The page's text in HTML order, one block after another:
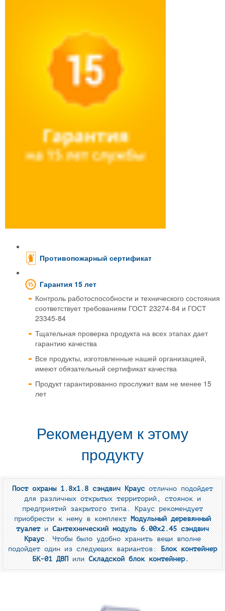
Противопожарный сертификат
Гарантия 15 лет
Контроль работоспособности и технического состояния
соответствует требованиям ГОСТ 23274-84 и ГОСТ
23345-84
Тщательная проверка продукта на всех этапах дает
гарантию качества
Все продукты, изготовленные нашей организацией,
имеют обязательный сертификат качества
Продукт гарантированно прослужит вам не менее 15
лет
Рекомендуем к этому
продукту
Пост охраны 1.8х1.8 сэндвич Краусотлично подойдет
для различных открытых территорий, стоянок и
предприятий закрытого типа. Краус рекомендует
приобрести к нему в комплектМодульный деревянный
туалетиСантехнический модуль 6.00х2.45 сэндвич
Краус. Чтобы было удобно хранить вещи вполне
подойдет один из следующих вариантов:Блок контейнер
БК-01 ДВПилиСкладской блок контейнер.